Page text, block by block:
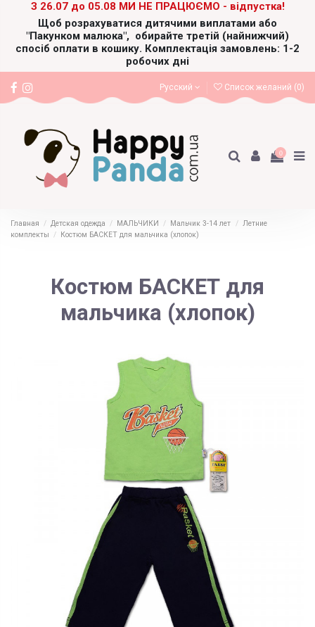
З 26.07 до 05.08 МИ НЕ ПРАЦЮЄМО - відпустка!
Щоб розрахуватися дитячими виплатами або
"Пакунком малюка", обирайте третій (найнижчий)
спосіб оплати в кошику. Комплектація замовлень: 1-2
робочих дні
Русский Список желаний (0)
0
Главная Детская одежда МАЛЬЧИКИ Мальчик 3-14 лет
Летние
комплекты
Костюм БАСКЕТ для мальчика (хлопок)
Костюм БАСКЕТ для
мальчика (хлопок)